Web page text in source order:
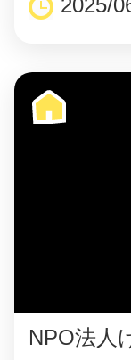
2025/
NPO法人